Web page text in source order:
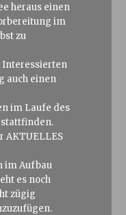
heraus einen
im
zu
Interessierten
auch einen
im Laufe des
stattfinden.
AKTUELLES
im Aufbau
es noch
zügig